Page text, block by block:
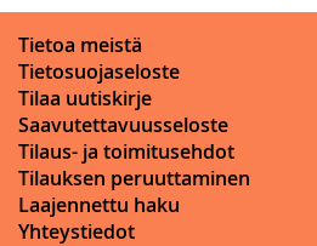
Tietoa meistä
Tietosuojaseloste
Tilaa uutiskirje
Saavutettavuusseloste
Tilaus- ja toimitusehdot
Tilauksen peruuttaminen
Laajennettu haku
Yhteystiedot